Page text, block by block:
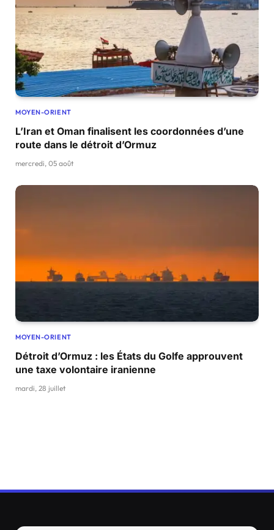
MOYEN-ORIENT
L’Iran et Oman finalisent les coordonnées d’une
route dans le détroit d’Ormuz
mercredi, 05 août
MOYEN-ORIENT
Détroit d’Ormuz : les États du Golfe approuvent
une taxe volontaire iranienne
mardi, 28 juillet